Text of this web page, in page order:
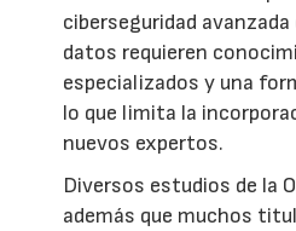
ciberseguridad
datos requieren
especializados y una
lo que limita la
nuevos expertos.
Diversos estudios de la
además que muchos